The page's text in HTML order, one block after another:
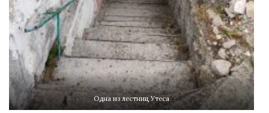
Одна из лестниц Утеса